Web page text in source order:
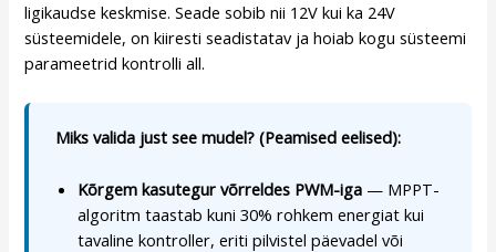
ligikaudse keskmise. Seade sobib nii 12V kui ka 24V
süsteemidele, on kiiresti seadistatav ja hoiab kogu süsteemi
parameetrid kontrolli all.
Miks valida just see mudel? (Peamised eelised):
Kõrgem kasutegur võrreldes PWM-iga — MPPT-
algoritm taastab kuni 30% rohkem energiat kui
tavaline kontroller, eriti pilvistel päevadel või